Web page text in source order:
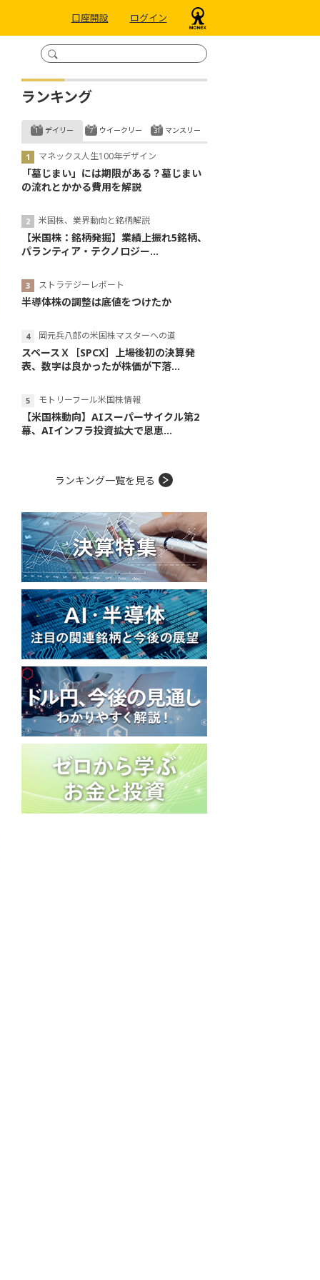
口座開設 ログイン
ランキング
デイリー
マネックス人生100年デザイン
「墓じまい」には期限がある？墓じまい
の流れとかかる費用を解説
米国株、業界動向と銘柄解説
【米国株：銘柄発掘】業績上振れ5銘柄、
パランティア・テクノロジー...
ストラテジーレポート
半導体株の調整は底値をつけたか
岡元兵八郎の米国株マスターへの道
スペースＸ［SPCX］上場後初の決算発
表、数字は良かったが株価が下落...
モトリーフール米国株情報
【米国株動向】AIスーパーサイクル第2
幕、AIインフラ投資拡大で恩恵...
ウイークリー マンスリー
ランキング一覧を見る